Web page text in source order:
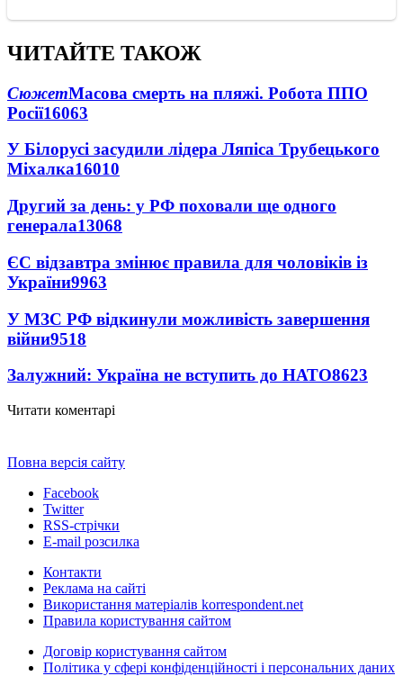
ЧИТАЙТЕ ТАКОЖ
СюжетМасова смерть на пляжі. Робота ППО
Росії16063
У Білорусі засудили лідера Ляпіса Трубецького
Міхалка16010
Другий за день: у РФ поховали ще одного
генерала13068
ЄС відзавтра змінює правила для чоловіків із
України9963
У МЗС РФ відкинули можливість завершення
війни9518
Залужний: Україна не вступить до НАТО8623
Читати коментарі
Повна версія сайту
Facebook
Twitter
RSS-стрічки
E-mail розсилка
Контакти
Реклама на сайті
Використання матеріалів korrespondent.net
Правила користування сайтом
Договір користування сайтом
Політика у сфері конфіденційності і персональних даних